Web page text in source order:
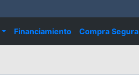
Financiamiento Compra Segura